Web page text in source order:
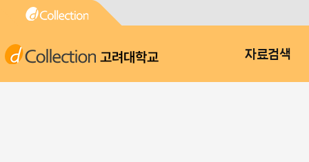
고려대학교 자료검색